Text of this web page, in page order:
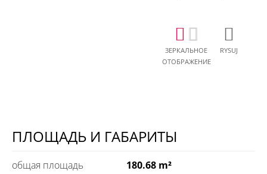
ЗЕРКАЛЬНОЕ
ОТОБРАЖЕНИЕ
RYSUJ
ПЛОЩАДЬ И ГАБАРИТЫ
общая площадь
180.68 m²